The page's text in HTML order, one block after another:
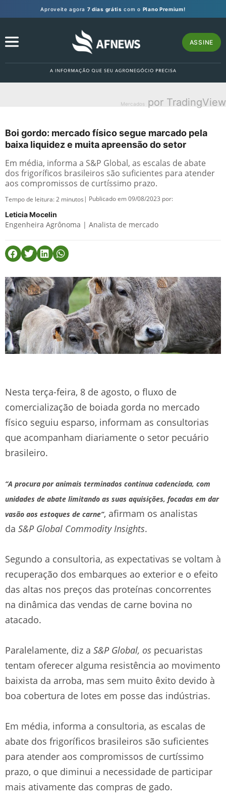
Aproveite agora 7 dias grátis com o Plano Premium!
ASSINE
Mercados por TradingView
Boi gordo: mercado físico segue marcado pela
baixa liquidez e muita apreensão do setor
Em média, informa a S&P Global, as escalas de abate
dos frigoríficos brasileiros são suficientes para atender
aos compromissos de curtíssimo prazo.
Tempo de leitura:2 minutos | Publicado em 09/08/2023 por:
Leticia Mocelin
Engenheira Agrônoma | Analista de mercado
Nesta terça-feira, 8 de agosto, o fluxo de
comercialização de boiada gorda no mercado
físico seguiu esparso, informam as consultorias
que acompanham diariamente o setor pecuário
brasileiro.
“A procura por animais terminados continua cadenciada, com
unidades de abate limitando as suas aquisições, focadas em dar
vasão aos estoques de carne”, afirmam os analistas
da S&P Global Commodity Insights.
Segundo a consultoria, as expectativas se voltam à
recuperação dos embarques ao exterior e o efeito
das altas nos preços das proteínas concorrentes
na dinâmica das vendas de carne bovina no
atacado.
Paralelamente, diz a S&P Global, os pecuaristas
tentam oferecer alguma resistência ao movimento
baixista da arroba, mas sem muito êxito devido à
boa cobertura de lotes em posse das indústrias.
Em média, informa a consultoria, as escalas de
abate dos frigoríficos brasileiros são suficientes
para atender aos compromissos de curtíssimo
prazo, o que diminui a necessidade de participar
mais ativamente das compras de gado.